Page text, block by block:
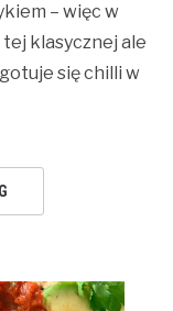
– więc w
klasycznej ale
się chilli w